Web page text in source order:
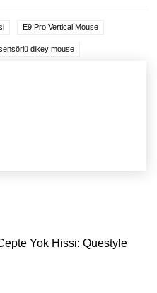
E9 Pro Vertical Mouse
dikey mouse
Yok Hissi: Questyle